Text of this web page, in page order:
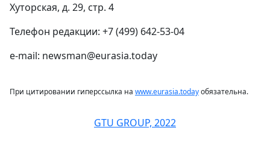
Хуторская, д. 29, стр. 4
Телефон редакции: +7 (499) 642-53-04
e-mail: newsman@eurasia.today
При цитировании гиперссылка на www.eurasia.todayобязательна.
GTU GROUP, 2022